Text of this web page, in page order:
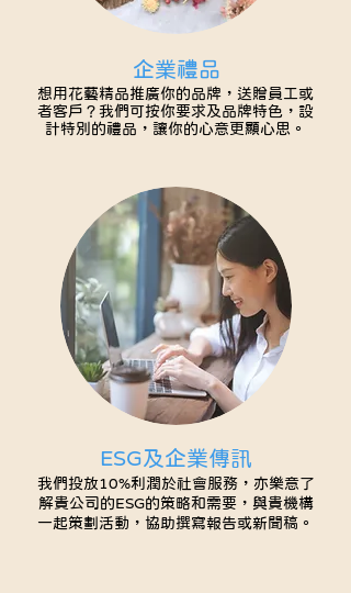
企業禮品
想用花藝精品推廣你的品牌，送贈員工或
者客戶？我們可按你要求及品牌特色，設
計特別的禮品，讓你的心意更顯心思。
ESG及企業傳訊
我們投放10%利潤於社會服務，亦樂意了
解貴公司的ESG的策略和需要，與貴機構
一起策劃活動，協助撰寫報告或新聞稿。